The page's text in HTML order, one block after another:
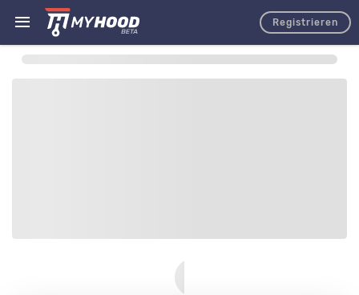
Registrieren